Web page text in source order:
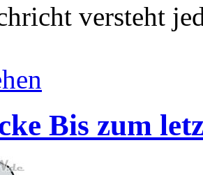
versteht
Bis zum